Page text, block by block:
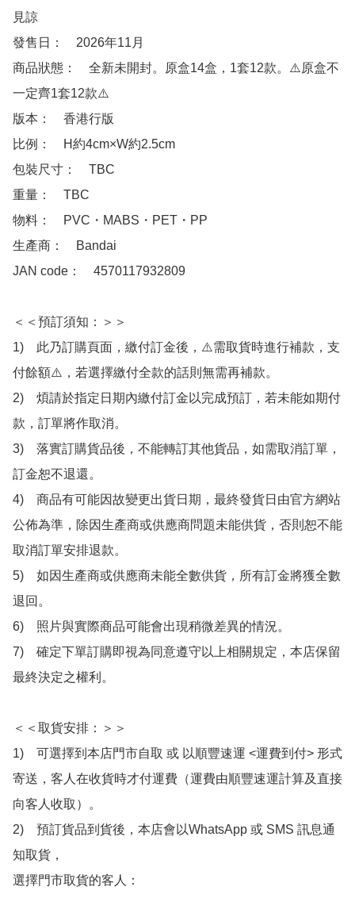
見諒
發售日：　2026年11月
商品狀態：　全新未開封。原盒14盒，1套12款。⚠️原盒不
一定齊1套12款⚠️
版本：　香港行版
比例：　H約4cm×W約2.5cm
包裝尺寸：　TBC
重量：　TBC
物料：　PVC・MABS・PET・PP
生產商：　Bandai
JAN code：　4570117932809
＜＜預訂須知：＞＞
1)　此乃訂購頁面，繳付訂金後，⚠️需取貨時進行補款，支
付餘額⚠️，若選擇繳付全款的話則無需再補款。
2)　煩請於指定日期內繳付訂金以完成預訂，若未能如期付
款，訂單將作取消。
3)　落實訂購貨品後，不能轉訂其他貨品，如需取消訂單，
訂金恕不退還。
4)　商品有可能因故變更出貨日期，最終發貨日由官方網站
公佈為準，除因生產商或供應商問題未能供貨，否則恕不能
取消訂單安排退款。
5)　如因生產商或供應商未能全數供貨，所有訂金將獲全數
退回。
6)　照片與實際商品可能會出現稍微差異的情況。
7)　確定下單訂購即視為同意遵守以上相關規定，本店保留
最終決定之權利。
＜＜取貨安排：＞＞
1)　可選擇到本店門市自取 或 以順豐速運 <運費到付> 形式
寄送，客人在收貨時才付運費（運費由順豐速運計算及直接
向客人收取）。
2)　預訂貨品到貨後，本店會以WhatsApp 或 SMS 訊息通
知取貨，
選擇門市取貨的客人：